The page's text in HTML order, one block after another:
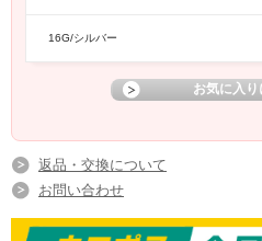
16G/シルバー
返品・交換について
お問い合わせ